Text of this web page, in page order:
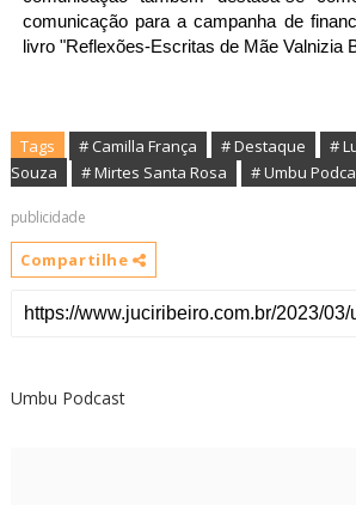
comunicação para a campanha de
livro "Reflexões-Escritas de Mãe Valnizia
Tags # Camilla França # Destaque #
Souza
# Mirtes Santa Rosa # Umbu
publicidade
Compartilhe
Umbu Podcast